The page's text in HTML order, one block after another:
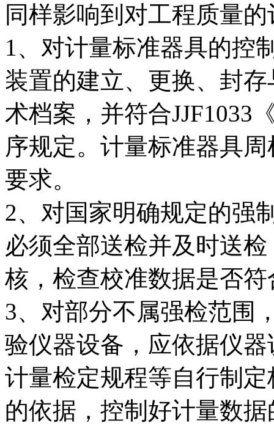
同样影响到对工程质量
1、对计量标准器具的控
装置的建立、更换、封
术档案，并符合JJF1033
序规定。计量标准器具周
要求。
2、对国家明确规定的强
必须全部送检并及时送
核，检查校准数据是否
3、对部分不属强检范围
验仪器设备，应依据仪
计量检定规程等自行制
的依据，控制好计量数